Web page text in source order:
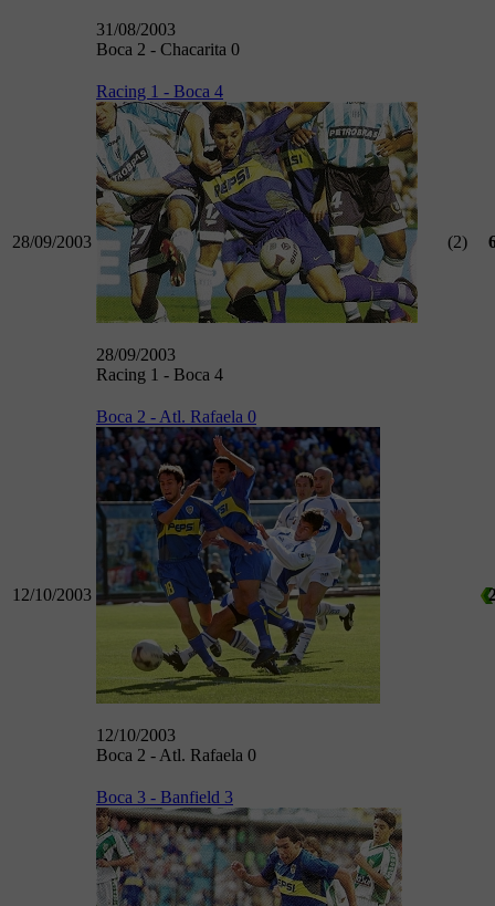
31/08/2003
Boca 2 - Chacarita 0
28/09/2003
Racing 1 - Boca 4
28/09/2003
Racing 1 - Boca 4
(2)
12/10/2003
Boca 2 - Atl. Rafaela 0
12/10/2003
Boca 2 - Atl. Rafaela 0
Boca 3 - Banfield 3